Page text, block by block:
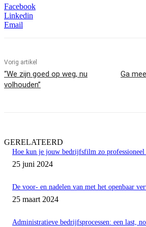
Facebook
Linkedin
Email
Vorig artikel
“We zijn goed op weg, nu
volhouden”
Ga
GERELATEERD
Hoe kun je jouw bedrijfsfilm zo
25 juni 2024
De voor- en nadelen van met het openbaar
25 maart 2024
Administratieve bedrijfsprocessen: een last,